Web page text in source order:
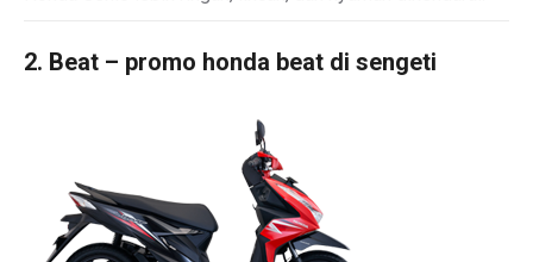
2. Beat – promo honda beat di sengeti